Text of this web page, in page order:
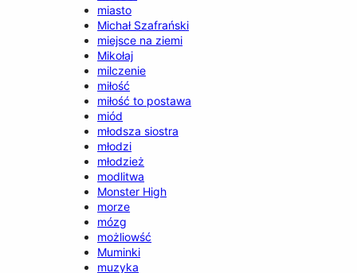
miasto
Michał Szafrański
miejsce na ziemi
Mikołaj
milczenie
miłość
miłość to postawa
miód
młodsza siostra
młodzi
młodzież
modlitwa
Monster High
morze
mózg
możliowść
Muminki
muzyka